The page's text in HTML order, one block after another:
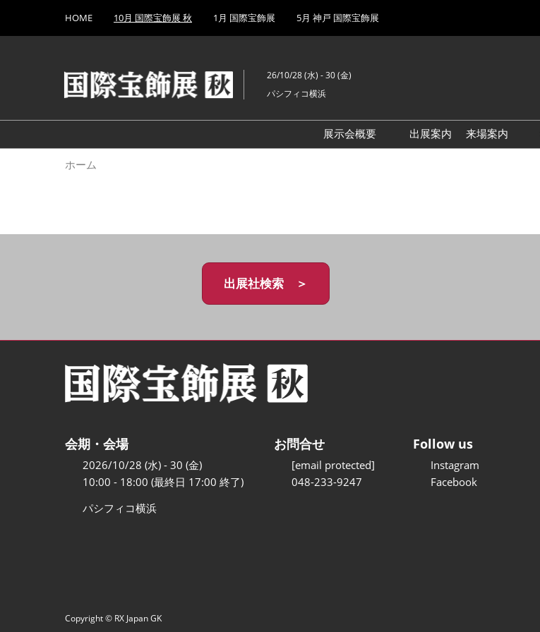
キ
し
て
to
HOME 10月 国際宝飾展 秋 1月 国際宝飾展 5月 神戸 国際宝飾展
26/10/28 (水) - 30 (金)
パシフィコ横浜
展示会概要
出展案内
来場案内
ホーム
出展社検索 ＞
会期・会場
2026/10/28 (水) - 30 (金)
10:00 - 18:00 (最終日 17:00 終了)
パシフィコ横浜
お問合せ
[email protected]
048-233-9247
Follow us
Instagram
Facebook
Copyright © RX Japan GK